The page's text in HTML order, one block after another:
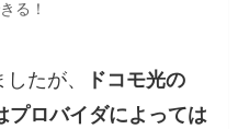
る！
たが、
ドコモ光の
ロバイダによっては